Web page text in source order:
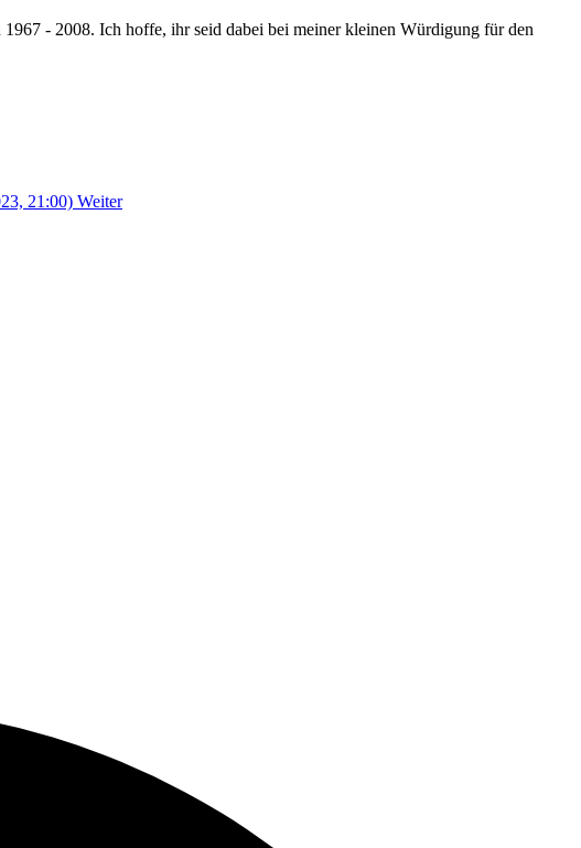
- 2008. Ich hoffe, ihr seid dabei bei meiner kleinen Würdigung für den
21:00) Weiter